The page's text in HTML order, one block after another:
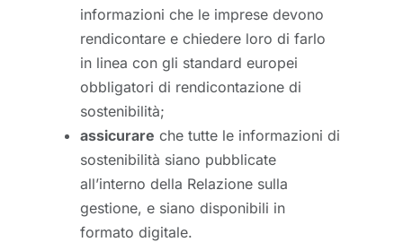
informazioni che le imprese devono
rendicontare e chiedere loro di farlo
in linea con gli standard europei
obbligatori di rendicontazione di
sostenibilità;
assicurare che tutte le informazioni di
sostenibilità siano pubblicate
all’interno della Relazione sulla
gestione, e siano disponibili in
formato digitale.